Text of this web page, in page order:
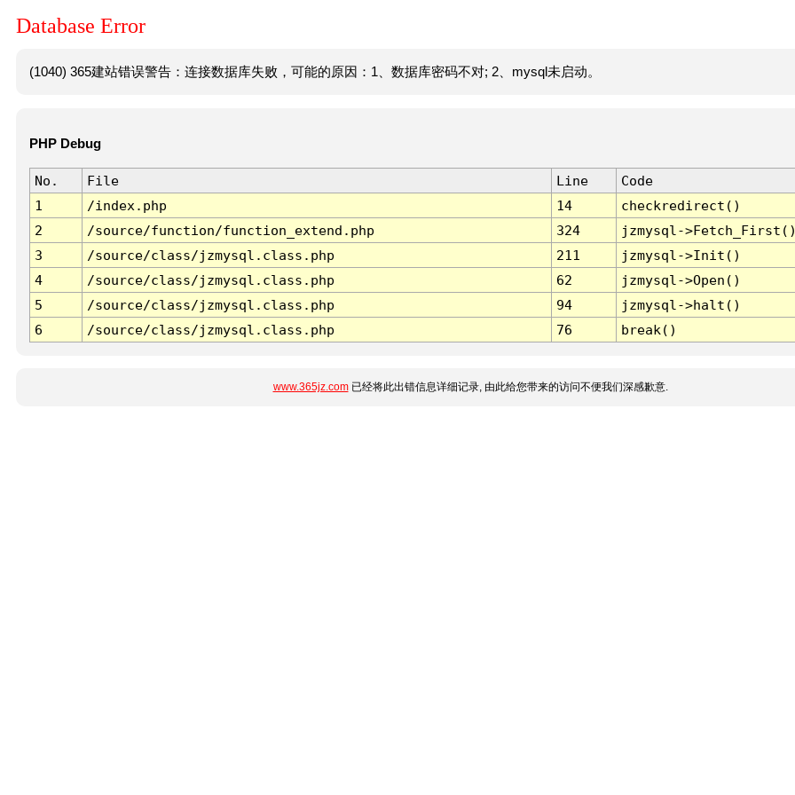
Database Error
(1040) 365建站错误警告：连接数据库失败，可能的原因：1、数据库密码不对; 2、mysql未启动。
PHP Debug
No. File Line
Code
1
/index.php 14
checkredirect()
2
/source/function/function_extend.php 324
jzmysql-
3
/source/class/jzmysql.class.php 211
jzmysql->Init()
4
/source/class/jzmysql.class.php 62
jzmysql->Open()
5
/source/class/jzmysql.class.php 94
jzmysql->halt()
6
/source/class/jzmysql.class.php 76 break()
www.365jz.com已经将此出错信息详细记录, 由此给您带来的访问不便我们深感歉意.